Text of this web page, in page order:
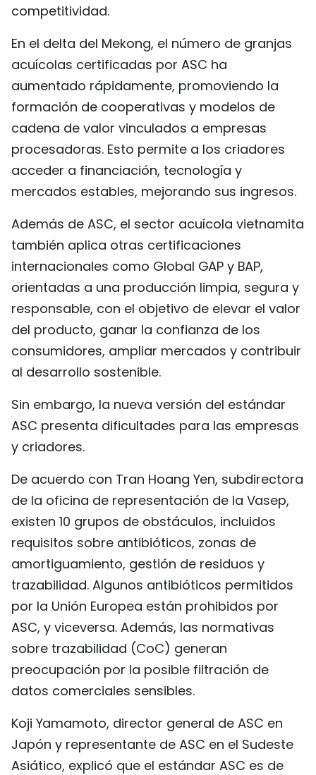
competitividad.
En el delta del Mekong, el número de granjas
acuícolas certificadas por ASC ha
aumentado rápidamente, promoviendo la
formación de cooperativas y modelos de
cadena de valor vinculados a empresas
procesadoras. Esto permite a los criadores
acceder a financiación, tecnología y
mercados estables, mejorando sus ingresos.
Además de ASC, el sector acuícola vietnamita
también aplica otras certificaciones
internacionales como Global GAP y BAP,
orientadas a una producción limpia, segura y
responsable, con el objetivo de elevar el valor
del producto, ganar la confianza de los
consumidores, ampliar mercados y contribuir
al desarrollo sostenible.
Sin embargo, la nueva versión del estándar
ASC presenta dificultades para las empresas
y criadores.
De acuerdo con Tran Hoang Yen, subdirectora
de la oficina de representación de la Vasep,
existen 10 grupos de obstáculos, incluidos
requisitos sobre antibióticos, zonas de
amortiguamiento, gestión de residuos y
trazabilidad. Algunos antibióticos permitidos
por la Unión Europea están prohibidos por
ASC, y viceversa. Además, las normativas
sobre trazabilidad (CoC) generan
preocupación por la posible filtración de
datos comerciales sensibles.
Koji Yamamoto, director general de ASC en
Japón y representante de ASC en el Sudeste
Asiático, explicó que el estándar ASC es de